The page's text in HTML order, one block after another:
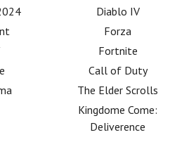
Diablo IV
Forza
Fortnite
Call of Duty
The Elder Scrolls
Kingdome Come:
Deliverence